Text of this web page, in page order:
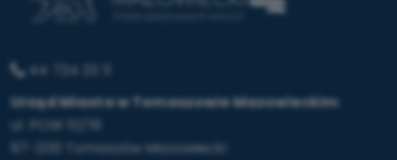
44 724 23 11
Urząd Miasta w Tomaszowie Mazowieckim
ul. POW 10/16
97-200 Tomaszów Mazowiecki